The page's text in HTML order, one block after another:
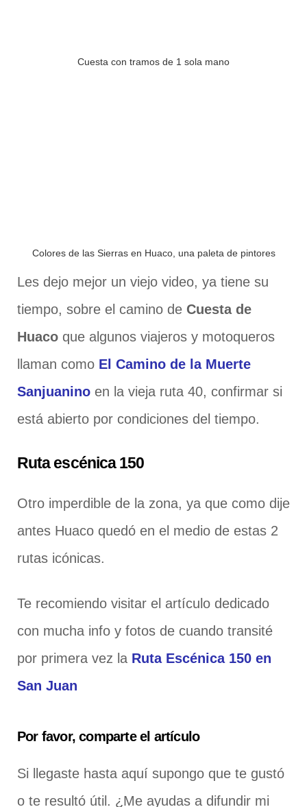
Cuesta con tramos de 1 sola mano
Colores de las Sierras en Huaco, una paleta de pintores
Les dejo mejor un viejo video, ya tiene su
tiempo, sobre el camino de Cuesta de
Huaco que algunos viajeros y motoqueros
llaman como El Camino de la Muerte
Sanjuanino en la vieja ruta 40, confirmar si
está abierto por condiciones del tiempo.
Ruta escénica 150
Otro imperdible de la zona, ya que como dije
antes Huaco quedó en el medio de estas 2
rutas icónicas.
Te recomiendo visitar el artículo dedicado
con mucha info y fotos de cuando transité
por primera vez la Ruta Escénica 150 en
San Juan
Por favor, comparte el artículo
Si llegaste hasta aquí supongo que te gustó
o te resultó útil. ¿Me ayudas a difundir mi